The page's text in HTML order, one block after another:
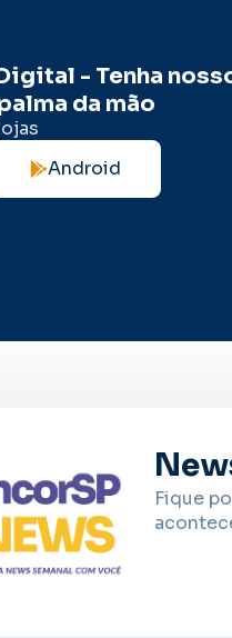
- Tenha
da mão
Android
Fique